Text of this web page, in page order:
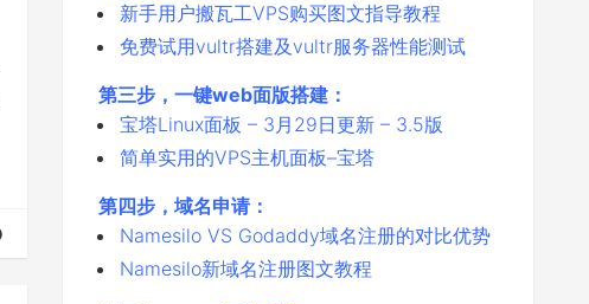
新手用户搬瓦工VPS购买图文指导教程
免费试用vultr搭建及vultr服务器性能测试
第三步，一键web面版搭建：
宝塔Linux面板 – 3月29日更新 – 3.5版
简单实用的VPS主机面板–宝塔
第四步，域名申请：
Namesilo VS Godaddy域名注册的对比优势
Namesilo新域名注册图文教程